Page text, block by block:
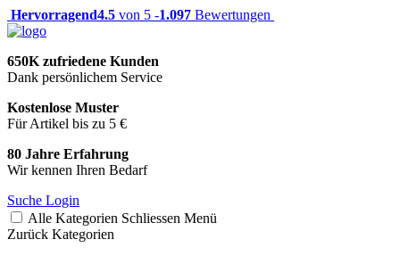
Hervorragend4.5 von 5 -1.097 Bewertungen
650K zufriedene Kunden
Dank persönlichem Service
Kostenlose Muster
Für Artikel bis zu 5 €
80 Jahre Erfahrung
Wir kennen Ihren Bedarf
Suche Login
Alle Kategorien Schliessen Menü
Zurück Kategorien